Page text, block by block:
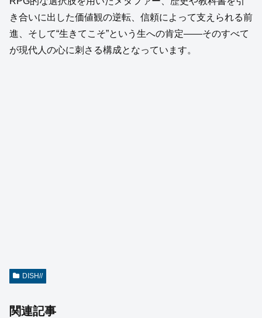
き合いに出した価値観の逆転、信頼によって支えられる前
進、そして“生きてこそ”という生への肯定――そのすべて
が現代人の心に刺さる構成となっています。
DISH//
関連記事